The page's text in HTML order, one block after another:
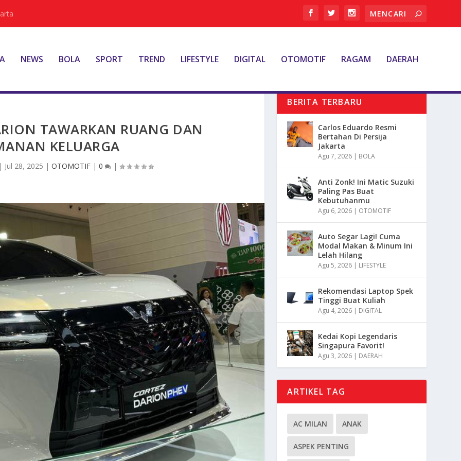
NEWS BOLA SPORT TREND LIFESTYLE DIGITAL OTOMOTIF RAGAM DAERAH
TAWARKAN RUANG DAN
KELUARGA
Jul 28, 2025 |OTOMOTIF |0 |
BERITA TERBARU
Carlos Eduardo Resmi
Bertahan Di Persija
Jakarta
Agu 7, 2026 | BOLA
Anti Zonk! Ini Matic Suzuki
Paling Pas Buat
Kebutuhanmu
Agu 6, 2026 | OTOMOTIF
Auto Segar Lagi! Cuma
Modal Makan & Minum Ini
Lelah Hilang
Agu 5, 2026 | LIFESTYLE
Rekomendasi Laptop Spek
Tinggi Buat Kuliah
Agu 4, 2026 | DIGITAL
Kedai Kopi Legendaris
Singapura Favorit!
Agu 3, 2026 | DAERAH
ARTIKEL TAG
AC MILAN ANAK
ASPEK PENTING